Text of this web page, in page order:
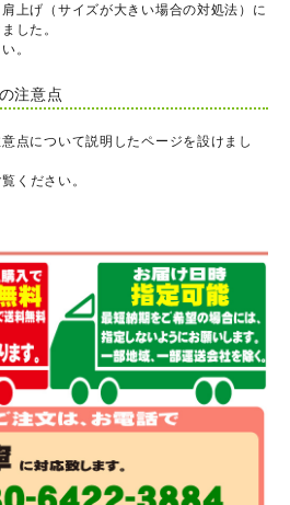
上げ（サイズが大きい場合の対処法）に
した。
。
注意点
点について説明したページを設けまし
ください。